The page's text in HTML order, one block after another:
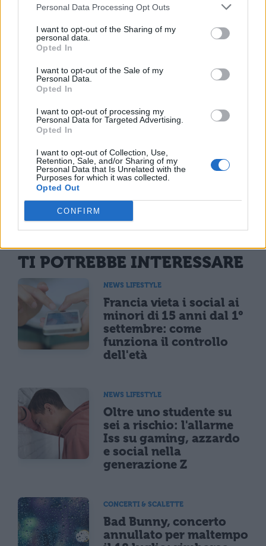
Personal Data Processing Opt Outs
I want to opt-out of the Sharing of my
personal data.
Opted In
I want to opt-out of the Sale of my
Personal Data.
Opted In
I want to opt-out of processing my
Personal Data for Targeted Advertising.
Opted In
I want to opt-out of Collection, Use,
Retention, Sale, and/or Sharing of my
Personal Data that Is Unrelated with the
Purposes for which it was collected.
Opted Out
CONFIRM
La vita notturna diInnsbruck
è abbastanza
vivace; sono presenti tante birrerie,
discoteche e locali di ogni tipo.
Per arrivare adInnsbrucksi arriva anche in
aereo, presso l’aeroporto internazionale,
che è di modeste dimensioni, l’Innsbruck-
Kranebitten. E’ presente un solo terminal, e
ci sono collegamenti con autobus e taxi
per la città.
TI POTREBBE INTERESSARE
NEWS LIFESTYLE
Francia vieta i social ai
minori di 15 anni dal 1°
settembre: come
funziona il controllo
dell'età
NEWS LIFESTYLE
Oltre uno studente su
sei a rischio: l'allarme
Iss su gaming, azzardo
e social nella
generazione Z
CONCERTI & SCALETTE
Bad Bunny, concerto
annullato per maltempo